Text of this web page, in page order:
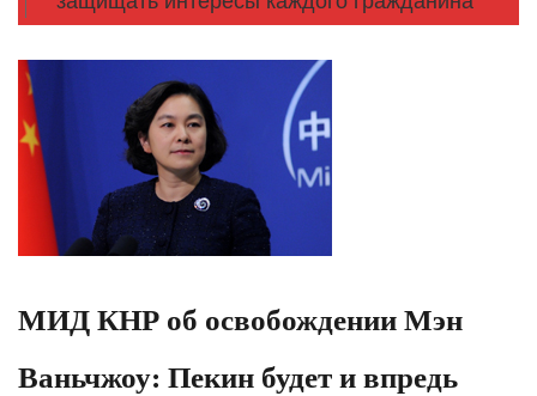
МИД КНР об освобождении Мэн
Ваньчжоу: Пекин будет и впредь